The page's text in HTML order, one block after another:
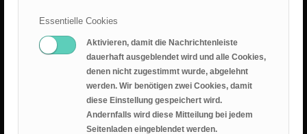
Essentielle Cookies
Aktivieren, damit die Nachrichtenleiste
dauerhaft ausgeblendet wird und alle Cookies,
denen nicht zugestimmt wurde, abgelehnt
werden. Wir benötigen zwei Cookies, damit
diese Einstellung gespeichert wird.
Andernfalls wird diese Mitteilung bei jedem
Seitenladen eingeblendet werden.
26.07.2026 – Leid ist nicht sinnlos
25. Juli 2026
Predigt 2026.07.19 – Epheserbief Kap. 6
Epheserbrief Teil 5